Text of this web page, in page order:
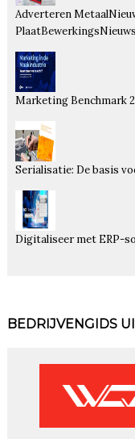
Adverteren
PlaatBewerkingsNieuws
Marketing Benchmark
Serialisatie: De basis
Digitaliseer met ERP-
BEDRIJVENGIDS